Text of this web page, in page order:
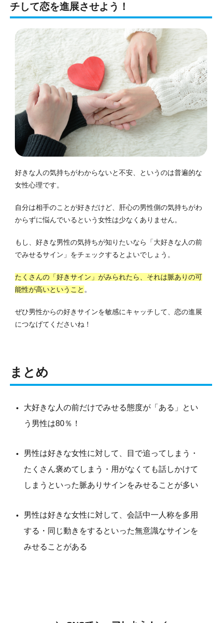
チして恋を進展させよう！
好きな人の気持ちがわからないと不安、というのは普遍的な
女性心理です。
自分は相手のことが好きだけど、肝心の男性側の気持ちがわ
からずに悩んでいるという女性は少なくありません。
もし、好きな男性の気持ちが知りたいなら「大好きな人の前
でみせるサイン」をチェックするとよいでしょう。
たくさんの「好きサイン」がみられたら、それは脈ありの可
能性が高いということ 。
ぜひ男性からの好きサインを敏感にキャッチして、恋の進展
につなげてくださいね！
まとめ
大好きな人の前だけでみせる態度が「ある」とい
う男性は80％！
男性は好きな女性に対して、目で追ってしまう・
たくさん褒めてしまう・用がなくても話しかけて
しまうといった脈ありサインをみせることが多い
男性は好きな女性に対して、会話中一人称を多用
する・同じ動きをするといった無意識なサインを
みせることがある